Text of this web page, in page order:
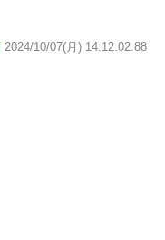
2024/10/07(月) 14:12:02.88